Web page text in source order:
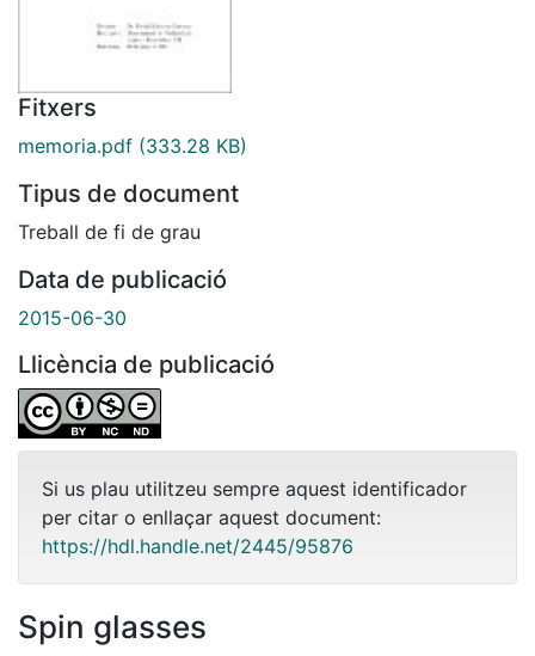
Fitxers
memoria.pdf (333.28 KB)
Tipus de document
Treball de fi de grau
Data de publicació
2015-06-30
Llicència de publicació
Si us plau utilitzeu sempre aquest identificador
per citar o enllaçar aquest document:
https://hdl.handle.net/2445/95876
Spin glasses